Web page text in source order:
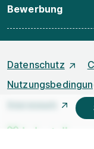
Bewerbung
Datenschutz